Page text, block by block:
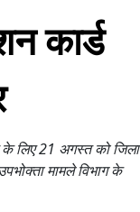
कार्ड
के लिए 21 अगस्त को जिला
मामले विभाग के